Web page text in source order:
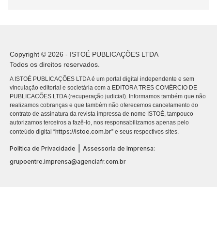
Copyright © 2026 - ISTOÉ PUBLICAÇÕES LTDA
Todos os direitos reservados.
A ISTOÉ PUBLICAÇÕES LTDA é um portal digital independente e sem
vinculação editorial e societária com a EDITORA TRES COMÉRCIO DE
PUBLICACÕES LTDA (recuperação judicial). Informamos também que não
realizamos cobranças e que também não oferecemos cancelamento do
contrato de assinatura da revista impressa de nome ISTOÉ, tampouco
autorizamos terceiros a fazê-lo, nos responsabilizamos apenas pelo
conteúdo digital “https://istoe.com.br” e seus respectivos sites.
Política de Privacidade
Assessoria de Imprensa:
grupoentre.imprensa@agenciafr.com.br